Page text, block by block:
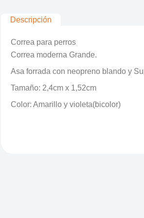
Descripción
Correa para perros
Correa moderna Grande.
Asa forrada con neopreno blando y
Tamaño: 2,4cm x 1,52cm
Color: Amarillo y violeta(bicolor)